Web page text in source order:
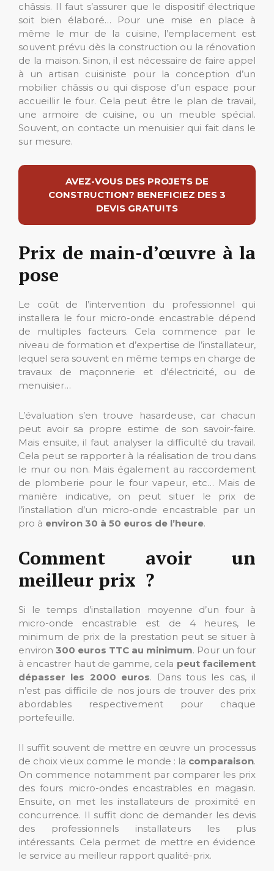
châssis. Il faut s’assurer que le dispositif électrique
soit bien élaboré… Pour une mise en place à
même le mur de la cuisine, l’emplacement est
souvent prévu dès la construction ou la rénovation
de la maison. Sinon, il est nécessaire de faire appel
à un artisan cuisiniste pour la conception d’un
mobilier châssis ou qui dispose d’un espace pour
accueillir le four. Cela peut être le plan de travail,
une armoire de cuisine, ou un meuble spécial.
Souvent, on contacte un menuisier qui fait dans le
sur mesure.
AVEZ-VOUS DES PROJETS DE
CONSTRUCTION? BENEFICIEZ DES 3
DEVIS GRATUITS
Prix de main-d’œuvre à la
pose
Le coût de l’intervention du professionnel qui
installera le four micro-onde encastrable dépend
de multiples facteurs. Cela commence par le
niveau de formation et d’expertise de l’installateur,
lequel sera souvent en même temps en charge de
travaux de maçonnerie et d’électricité, ou de
menuisier…
L’évaluation s’en trouve hasardeuse, car chacun
peut avoir sa propre estime de son savoir-faire.
Mais ensuite, il faut analyser la difficulté du travail.
Cela peut se rapporter à la réalisation de trou dans
le mur ou non. Mais également au raccordement
de plomberie pour le four vapeur, etc… Mais de
manière indicative, on peut situer le prix de
l’installation d’un micro-onde encastrable par un
pro à environ 30 à 50 euros de l’heure.
Comment avoir un
meilleur prix ?
Si le temps d’installation moyenne d’un four à
micro-onde encastrable est de 4 heures, le
minimum de prix de la prestation peut se situer à
environ 300 euros TTC au minimum. Pour un four
à encastrer haut de gamme, cela peut facilement
dépasser les 2000 euros. Dans tous les cas, il
n’est pas difficile de nos jours de trouver des prix
abordables respectivement pour chaque
portefeuille.
Il suffit souvent de mettre en œuvre un processus
de choix vieux comme le monde : la comparaison.
On commence notamment par comparer les prix
des fours micro-ondes encastrables en magasin.
Ensuite, on met les installateurs de proximité en
concurrence. Il suffit donc de demander les devis
des professionnels installateurs les plus
intéressants. Cela permet de mettre en évidence
le service au meilleur rapport qualité-prix.